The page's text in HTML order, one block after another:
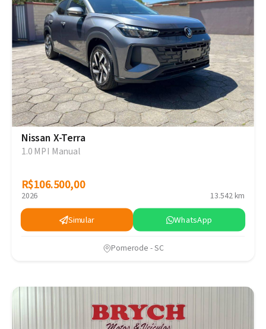
Nissan X-Terra
1.0 MPI Manual
R$106.500,00
R$106.500,00
2026 13.542 km
Simular WhatsApp
Pomerode - SC